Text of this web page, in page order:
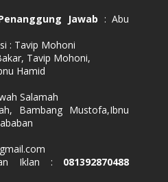
Jawab : Abu
: Tavip Mohoni
Tavip Mohoni,
Hamid
Salamah
Bambang Mustofa,Ibnu
Iklan : 081392870488